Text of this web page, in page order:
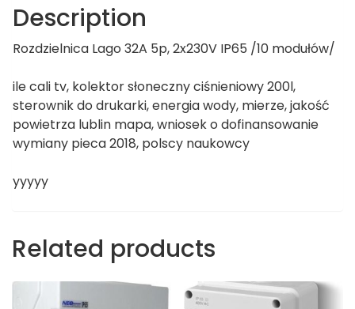
Description
Rozdzielnica Lago 32A 5p, 2x230V IP65 /10 modułów/
ile cali tv, kolektor słoneczny ciśnieniowy 200l,
sterownik do drukarki, energia wody, mierze, jakość
powietrza lublin mapa, wniosek o dofinansowanie
wymiany pieca 2018, polscy naukowcy
yyyyy
Related products